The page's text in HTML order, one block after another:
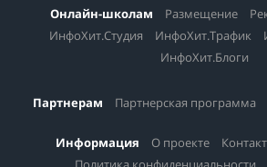
Онлайн-школам Размещение
ИнфоХит.Студия
ИнфоХит.Трафик
ИнфоХит.Блоги
Партнерам Партнерская программа
Информация О проекте